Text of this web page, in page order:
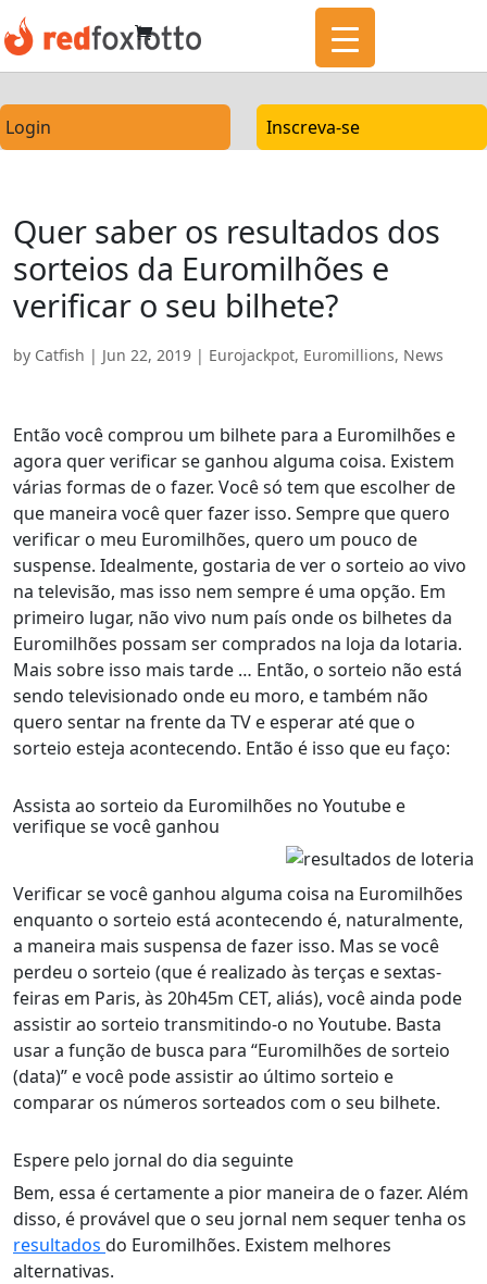
Login Inscreva-se
Quer saber os resultados dos
sorteios da Euromilhões e
verificar o seu bilhete?
by Catfish | Jun 22, 2019 | Eurojackpot, Euromillions, News
Então você comprou um bilhete para a Euromilhões e
agora quer verificar se ganhou alguma coisa. Existem
várias formas de o fazer. Você só tem que escolher de
que maneira você quer fazer isso. Sempre que quero
verificar o meu Euromilhões, quero um pouco de
suspense. Idealmente, gostaria de ver o sorteio ao vivo
na televisão, mas isso nem sempre é uma opção. Em
primeiro lugar, não vivo num país onde os bilhetes da
Euromilhões possam ser comprados na loja da lotaria.
Mais sobre isso mais tarde … Então, o sorteio não está
sendo televisionado onde eu moro, e também não
quero sentar na frente da TV e esperar até que o
sorteio esteja acontecendo. Então é isso que eu faço:
Assista ao sorteio da Euromilhões no Youtube e
verifique se você ganhou
Verificar se você ganhou alguma coisa na Euromilhões
enquanto o sorteio está acontecendo é, naturalmente,
a maneira mais suspensa de fazer isso. Mas se você
perdeu o sorteio (que é realizado às terças e sextas-
feiras em Paris, às 20h45m CET, aliás), você ainda pode
assistir ao sorteio transmitindo-o no Youtube. Basta
usar a função de busca para “Euromilhões de sorteio
(data)” e você pode assistir ao último sorteio e
comparar os números sorteados com o seu bilhete.
Espere pelo jornal do dia seguinte
Bem, essa é certamente a pior maneira de o fazer. Além
disso, é provável que o seu jornal nem sequer tenha os
resultados do Euromilhões. Existem melhores
alternativas.